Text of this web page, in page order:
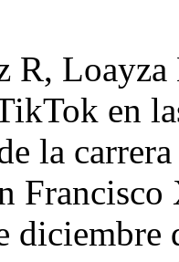
R,
en
la
diciembre